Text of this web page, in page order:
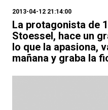
2013-04-12 21:14:00
La protagonista de
Stoessel, hace un
lo que la apasiona,
mañana y graba la